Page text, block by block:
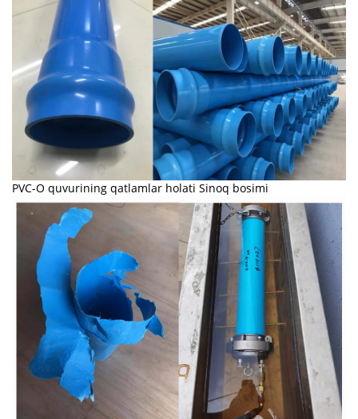
PVC-O quvurining qatlamlar holati Sinoq bosimi